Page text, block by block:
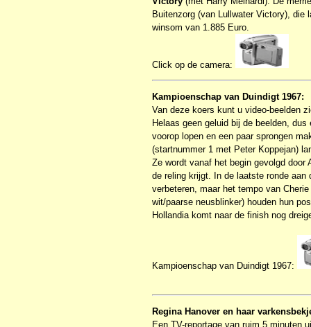
Buitenzorg (van Lullwater Victory), die
winsom van 1.885 Euro.
Click op de camera:
Kampioenschap van Duindigt 1967:
Van deze koers kunt u video-beelden
Helaas geen geluid bij de beelden,
voorop lopen en een paar sprongen
(startnummer 1 met Peter Koppejan)
Ze wordt vanaf het begin gevolgd
de reling krijgt. In de laatste ronde
verbeteren, maar het tempo van
wit/paarse neusblinker) houden hun
Hollandia komt naar de finish nog
Kampioenschap van Duindigt 1967:
Regina Hanover en haar
Een TV-reportage van ruim 5 minuten